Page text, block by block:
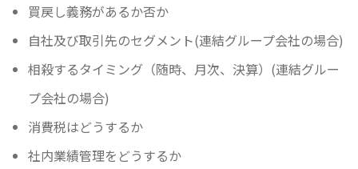
買戻し義務があるか否か
自社及び取引先のセグメント(連結グループ会社の場合)
相殺するタイミング（随時、月次、決算）(連結グルー
プ会社の場合)
消費税はどうするか
社内業績管理をどうするか